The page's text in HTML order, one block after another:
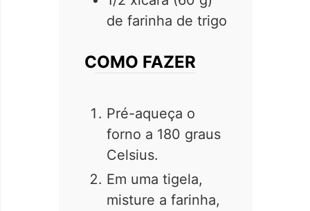
de farinha de trigo
COMO FAZER
Pré-aqueça o
forno a 180 graus
Celsius.
Em uma tigela,
misture a farinha,